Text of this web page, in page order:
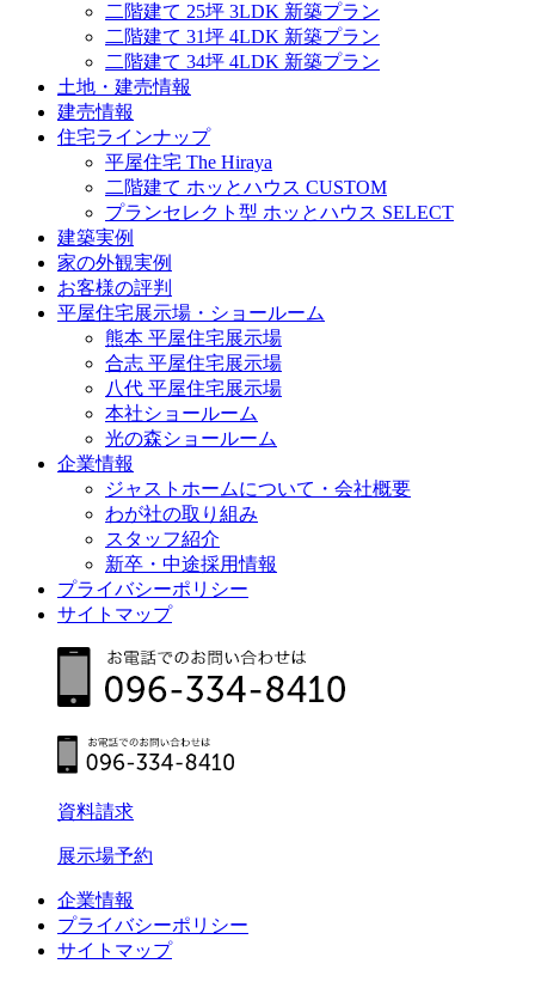
二階建て 25坪 3LDK 新築プラン
二階建て 31坪 4LDK 新築プラン
二階建て 34坪 4LDK 新築プラン
土地・建売情報
建売情報
住宅ラインナップ
平屋住宅 The Hiraya
二階建て ホッとハウス CUSTOM
プランセレクト型 ホッとハウス SELECT
建築実例
家の外観実例
お客様の評判
平屋住宅展示場・ショールーム
熊本 平屋住宅展示場
合志 平屋住宅展示場
八代 平屋住宅展示場
本社ショールーム
光の森ショールーム
企業情報
ジャストホームについて・会社概要
わが社の取り組み
スタッフ紹介
新卒・中途採用情報
プライバシーポリシー
サイトマップ
資料請求
展示場予約
企業情報
プライバシーポリシー
サイトマップ